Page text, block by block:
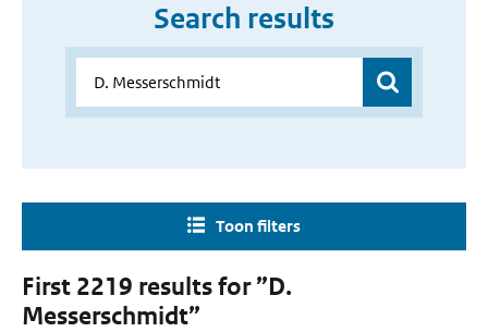
Search results
Toon filters
First 2219 results for ”D.
Messerschmidt”